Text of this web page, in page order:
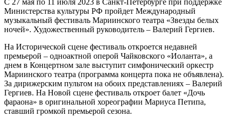
Министерства культуры РФ пройдет Международный
музыкальный фестиваль Мариинского театра «Звезды белых
ночей». Художественный руководитель – Валерий Гергиев.
На Исторической сцене фестиваль откроется недавней
премьерой – одноактной оперой Чайковского «Иоланта», а
днем в Концертном зале выступит симфонический оркестр
Мариинского театра (программа концерта пока не объявлена).
За дирижерским пультом на обоих представлениях – Валерий
Гергиев. На Новой сцене фестиваль откроет балет «Дочь
фараона» в оригинальной хореографии Мариуса Петипа,
ставший громкой премьерой сезона.